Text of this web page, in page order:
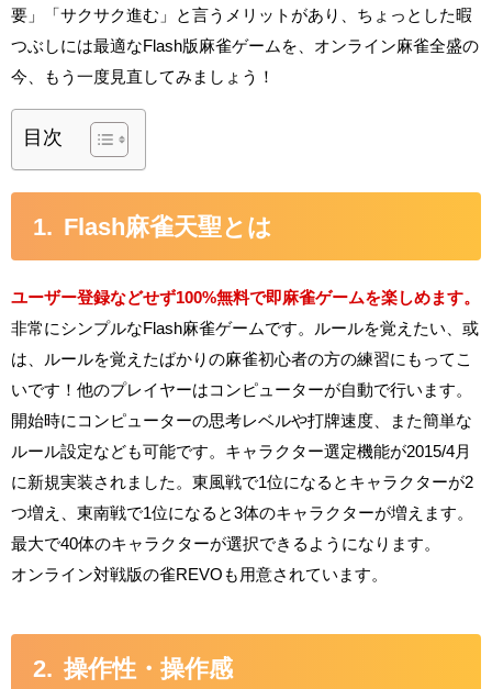
要」「サクサク進む」と言うメリットがあり、ちょっとした暇
つぶしには最適なFlash版麻雀ゲームを、オンライン麻雀全盛の
今、もう一度見直してみましょう！
目次
Flash麻雀天聖とは
ユーザー登録などせず100%無料で即麻雀ゲームを楽しめます。
非常にシンプルなFlash麻雀ゲームです。ルールを覚えたい、或
は、ルールを覚えたばかりの麻雀初心者の方の練習にもってこ
いです！他のプレイヤーはコンピューターが自動で行います。
開始時にコンピューターの思考レベルや打牌速度、また簡単な
ルール設定なども可能です。キャラクター選定機能が2015/4月
に新規実装されました。東風戦で1位になるとキャラクターが2
つ増え、東南戦で1位になると3体のキャラクターが増えます。
最大で40体のキャラクターが選択できるようになります。
オンライン対戦版の雀REVOも用意されています。
操作性・操作感